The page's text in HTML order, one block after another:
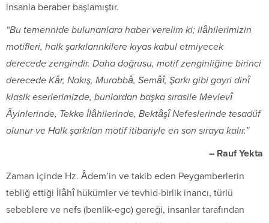
insanla beraber başlamıştır.
“Bu temennide bulunanlara haber verelim ki; ilâhilerimizin
motifleri, halk şarkılarınkilere kıyas kabul etmiyecek
derecede zengindir. Daha doğrusu, motif zenginliğine birinci
derecede Kâr, Nakış, Murabbâ, Semâî, Şarkı gibi gayri dinî
klasik eserlerimizde, bunlardan başka sırasile Mevlevî
Âyinlerinde, Tekke İlâhilerinde, Bektâşî Nefeslerinde tesadüf
olunur ve Halk şarkıları motif itibariyle en son sıraya kalır.”
– Rauf Yekta
Zaman içinde Hz. Âdem’in ve takib eden Peygamberlerin
tebliğ ettiği İlâhî hükümler ve tevhid-birlik inancı, türlü
sebeblere ve nefs (benlik-ego) gereği, insanlar tarafından